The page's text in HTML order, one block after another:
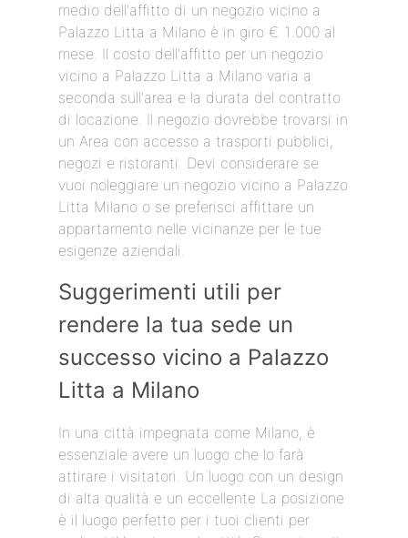
medio dell'affitto di un negozio vicino a
Palazzo Litta a Milano è in giro € 1.000 al
mese. Il costo dell'affitto per un negozio
vicino a Palazzo Litta a Milano varia a
seconda sull'area e la durata del contratto
di locazione. Il negozio dovrebbe trovarsi in
un Area con accesso a trasporti pubblici,
negozi e ristoranti. Devi considerare se
vuoi noleggiare un negozio vicino a Palazzo
Litta Milano o se preferisci affittare un
appartamento nelle vicinanze per le tue
esigenze aziendali.
Suggerimenti utili per
rendere la tua sede un
successo vicino a Palazzo
Litta a Milano
In una città impegnata come Milano, è
essenziale avere un luogo che lo farà
attirare i visitatori. Un luogo con un design
di alta qualità e un eccellente La posizione
è il luogo perfetto per i tuoi clienti per